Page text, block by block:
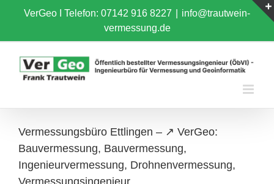
content
VerGeo I Telefon: 07142 916 8227
info@trautwein-
vermessung.de
Vermessungsbüro Ettlingen – ↗️ VerGeo:
Bauvermessung, Bauvermessung,
Ingenieurvermessung, Drohnenvermessung,